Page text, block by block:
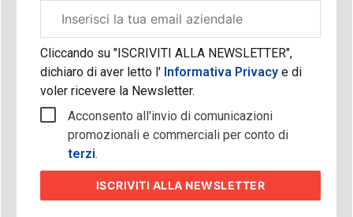
aziendale
Cliccando su "ISCRIVITI ALLA NEWSLETTER",
dichiaro di aver letto l'Informativa Privacy e di
voler ricevere la Newsletter.
Acconsento all'invio di comunicazioni
promozionali e commerciali per conto di
terzi.
ISCRIVITI ALLA NEWSLETTER